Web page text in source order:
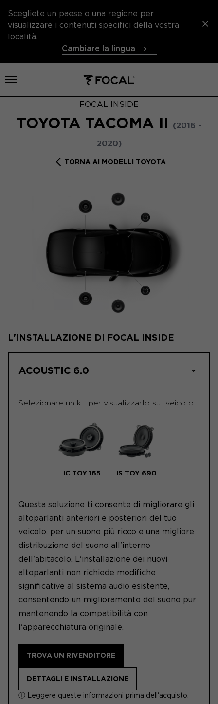
Scegliete un paese o una regione per
visualizzare i contenuti specifici della vostra
località.
Cambiare la lingua
Aprire il menu
FOCAL INSIDE
TOYOTA TACOMA II
(2016 -
2020)
TORNA AI MODELLI TOYOTA
L'INSTALLAZIONE DI FOCAL INSIDE
ACOUSTIC 6.0
Selezionare un kit per visualizzarlo sul veicolo
IC TOY 165 IS TOY 690
Questa soluzione ti consente di migliorare gli
altoparlanti anteriori e posteriori del tuo
veicolo, per un suono più ricco e una migliore
distribuzione del suono all'interno
dell'abitacolo. L'installazione dei nuovi
altoparlanti non richiede modifiche
significative al sistema audio esistente,
consentendo un miglioramento del suono pur
mantenendo la compatibilità con
l'apparecchiatura originale.
TROVA UN RIVENDITORE
DETTAGLI E INSTALLAZIONE
ⓘ Leggere queste informazioni prima dell'acquisto.